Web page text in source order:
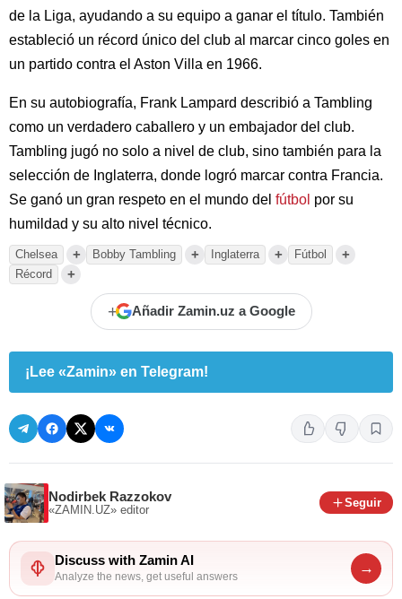
de la Liga, ayudando a su equipo a ganar el título. También
estableció un récord único del club al marcar cinco goles en
un partido contra el Aston Villa en 1966.
En su autobiografía, Frank Lampard describió a Tambling
como un verdadero caballero y un embajador del club.
Tambling jugó no solo a nivel de club, sino también para la
selección de Inglaterra, donde logró marcar contra Francia.
Se ganó un gran respeto en el mundo del fútbol por su
humildad y su alto nivel técnico.
Chelsea + Bobby Tambling + Inglaterra + Fútbol +
Récord +
+ Añadir Zamin.uz a Google
¡Lee «Zamin» en Telegram!
Nodirbek Razzokov
«ZAMIN.UZ» editor
Seguir
Discuss with Zamin AI
Analyze the news, get useful answers
→